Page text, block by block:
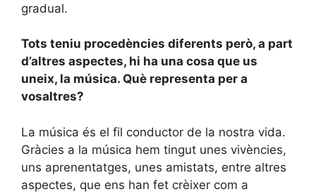
gradual.
Tots teniu procedències diferents però, a part
d’altres aspectes, hi ha una cosa que us
uneix, la música. Què representa per a
vosaltres?
La música és el fil conductor de la nostra vida.
Gràcies a la música hem tingut unes vivències,
uns aprenentatges, unes amistats, entre altres
aspectes, que ens han fet crèixer com a